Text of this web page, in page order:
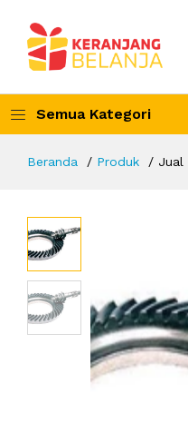
Semua Kategori
Beranda Produk Jual